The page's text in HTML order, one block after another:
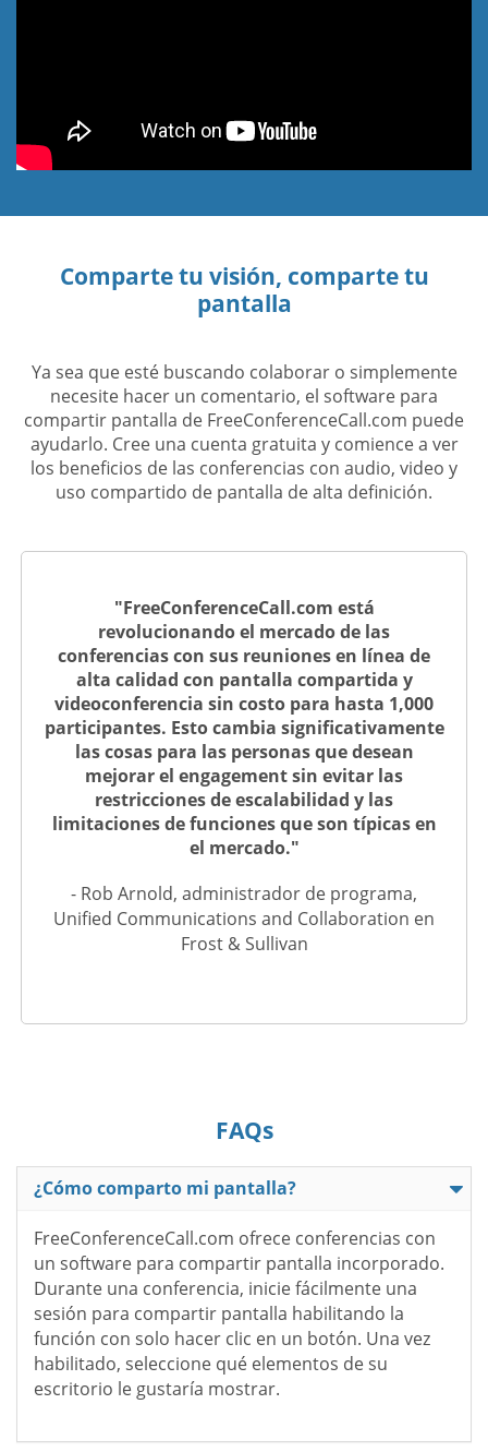
Comparte tu visión, comparte tu
pantalla
Ya sea que esté buscando colaborar o simplemente
necesite hacer un comentario, el software para
compartir pantalla de FreeConferenceCall.com puede
ayudarlo. Cree una cuenta gratuita y comience a ver
los beneficios de las conferencias con audio, video y
uso compartido de pantalla de alta definición.
"FreeConferenceCall.com está
revolucionando el mercado de las
conferencias con sus reuniones en línea de
alta calidad con pantalla compartida y
videoconferencia sin costo para hasta 1,000
participantes. Esto cambia significativamente
las cosas para las personas que desean
mejorar el engagement sin evitar las
restricciones de escalabilidad y las
limitaciones de funciones que son típicas en
el mercado."
- Rob Arnold, administrador de programa,
Unified Communications and Collaboration en
Frost & Sullivan
FAQs
¿Cómo comparto mi pantalla?
FreeConferenceCall.com ofrece conferencias con
un software para compartir pantalla incorporado.
Durante una conferencia, inicie fácilmente una
sesión para compartir pantalla habilitando la
función con solo hacer clic en un botón. Una vez
habilitado, seleccione qué elementos de su
escritorio le gustaría mostrar.